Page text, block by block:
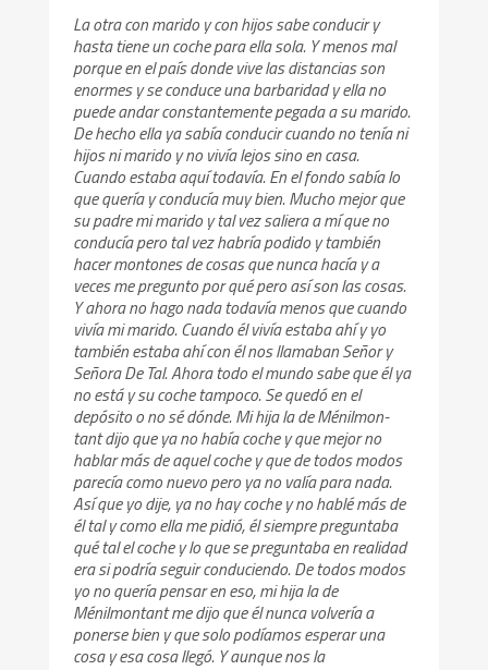
La otra con marido y con hijos sabe conducir y
hasta tiene un coche para ella sola. Y menos mal
porque en el país donde vive las distancias son
enormes y se conduce una barbaridad y ella no
puede andar constantemente pegada a su marido.
De hecho ella ya sabía conducir cuando no tenía ni
hijos ni marido y no vivía lejos sino en casa.
Cuando estaba aquí todavía. En el fondo sabía lo
que quería y conducía muy bien. Mucho mejor que
su padre mi marido y tal vez saliera a mí que no
conducía pero tal vez habría podido y también
hacer montones de cosas que nunca hacía y a
veces me pregunto por qué pero así son las cosas.
Y ahora no hago nada todavía menos que cuando
vivía mi marido. Cuando él vivía estaba ahí y yo
también estaba ahí con él nos llamaban Señor y
Señora De Tal. Ahora todo el mundo sabe que él ya
no está y su coche tampoco. Se quedó en el
depósito o no sé dónde. Mi hija la de Ménilmon-
tant dijo que ya no había coche y que mejor no
hablar más de aquel coche y que de todos modos
parecía como nuevo pero ya no valía para nada.
Así que yo dije, ya no hay coche y no hablé más de
él tal y como ella me pidió, él siempre preguntaba
qué tal el coche y lo que se preguntaba en realidad
era si podría seguir conduciendo. De todos modos
yo no quería pensar en eso, mi hija la de
Ménilmontant me dijo que él nunca volvería a
ponerse bien y que solo podíamos esperar una
cosa y esa cosa llegó. Y aunque nos la